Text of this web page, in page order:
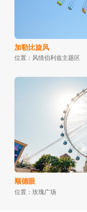
加勒比旋风
位置：风情伯利兹主题区
顺德眼
位置：玫瑰广场